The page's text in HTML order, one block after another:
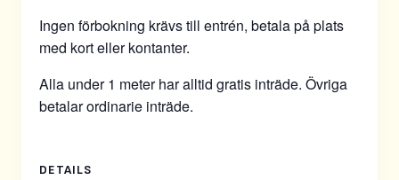
Ingen förbokning krävs till entrén, betala på plats
med kort eller kontanter.
Alla under 1 meter har alltid gratis inträde. Övriga
betalar ordinarie inträde.
DETAILS